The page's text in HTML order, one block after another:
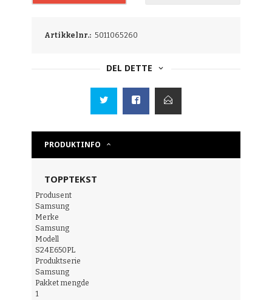
Artikkelnr.: 5011065260
DEL DETTE
PRODUKTINFO
TOPPTEKST
Produsent
Samsung
Merke
Samsung
Modell
S24E650PL
Produktserie
Samsung
Pakket mengde
1